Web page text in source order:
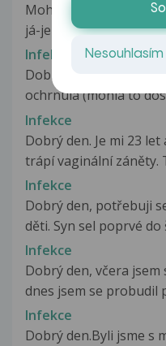
Mohla jsem se
já-jemu když jsem v
Infekce
Dobry den! Mama 72r.
ochrnula (mohla to
Infekce
Dobrý den. Je mi 23
trápí vaginální záněty.
Infekce
Dobrý den, potřebuji
děti. Syn sel poprvé do
Infekce
Dobrý den, včera jsem
dnes jsem se probudil
Infekce
Dobrý den.Byli jsme s
Nesouhlasím